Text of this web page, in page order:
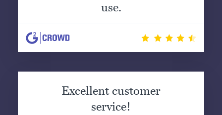
use.
Excellent customer
service!